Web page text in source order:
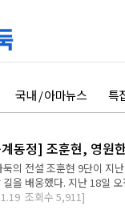
국내 / 아마뉴스 특
동정] 조훈현, 영원
둑의 전설 조훈현 9단이 지
길을 배웅했다. 지난 18일
조회수 5,911]